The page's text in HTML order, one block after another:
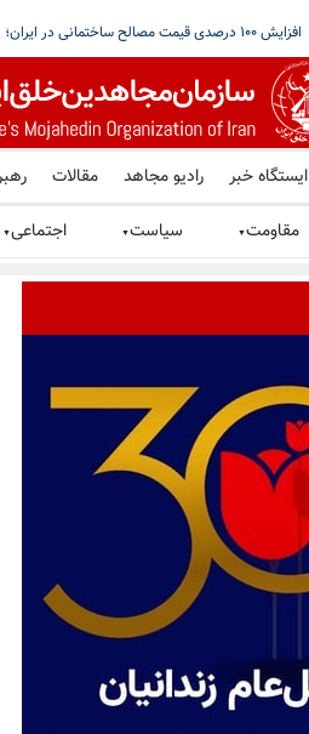
ترامپ: اگر تنگه هرمز به‌زودی باز نشود، رژیم ایران
ایستگاه خبر رادیو مجاهد مقالات
مقاومت▼ سیاست▼ اجتماعی▼